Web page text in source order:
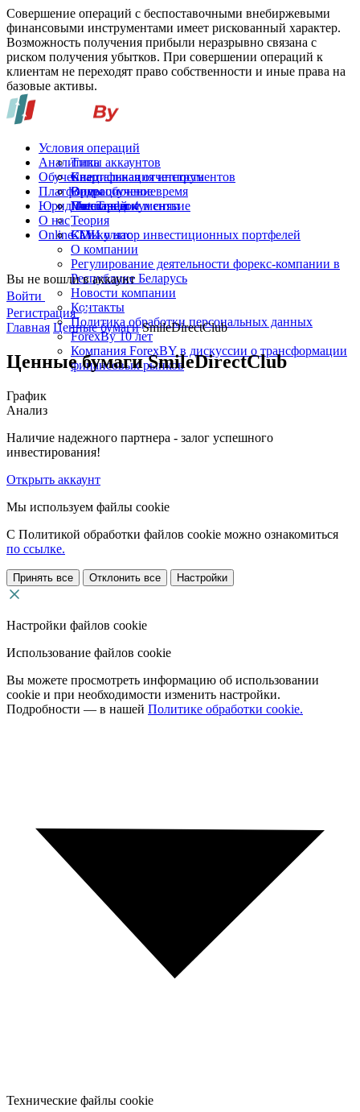
Совершение операций с беспоставочными внебиржевыми
финансовыми инструментами имеет рискованный характер.
Возможность получения прибыли неразрывно связана с
риском получения убытков. При совершении операций к
клиентам не переходят право собственности и иные права на
базовые активы.
Условия операций
Типы аккаунтов
Спецификация инструментов
Операционное время
Пополнение и снятие
Аналитика
Квартальная отчетность
Обучение
Видеообучение
Глоссарий
Теория
Калькулятор инвестиционных портфелей
Платформы
MetaTrader 4
Юридические документы
О нас
СМИ о нас
О компании
Регулирование деятельности форекс-компании в
Республике Беларусь
Новости компании
Контакты
Политика обработки персональных данных
ForexBy 10 лет
Компания ForexBY в дискуссии о трансформации
финансовых рынков
Online-TV
Вы не вошли в аккаунт
Войти
Регистрация
Главная Ценные бумаги SmileDirectClub
Ценные бумаги SmileDirectClub
График
Анализ
Наличие надежного партнера - залог успешного
инвестирования!
Открыть аккаунт
Мы используем файлы cookie
С Политикой обработки файлов cookie можно ознакомиться
по ссылке.
Принять все Отклонить все Настройки
Настройки файлов cookie
Использование файлов cookie
Вы можете просмотреть информацию об использовании
cookie и при необходимости изменить настройки.
Подробности — в нашей Политике обработки cookie.
Технические файлы cookie